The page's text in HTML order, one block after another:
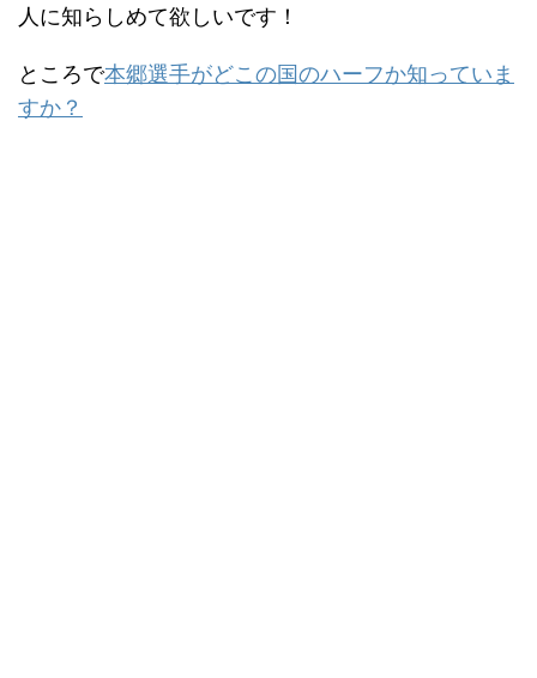
人に知らしめて欲しいです！
ところで本郷選手がどこの国のハーフか知っていま
すか？